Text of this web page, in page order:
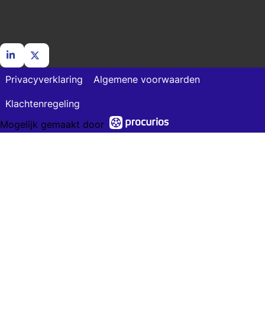
Ga
LinkedIn
naar
X
Privacyverklaring Algemene voorwaarden
Klachtenregeling
Mogelijk gemaakt door